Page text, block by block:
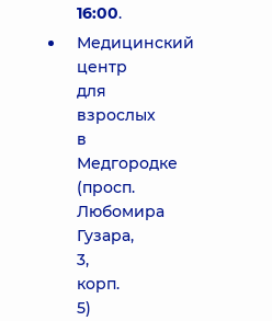
16:00.
Медицинский
центр
для
взрослых
в
Медгородке
(просп.
Любомира
Гузара,
3,
корп.
5)